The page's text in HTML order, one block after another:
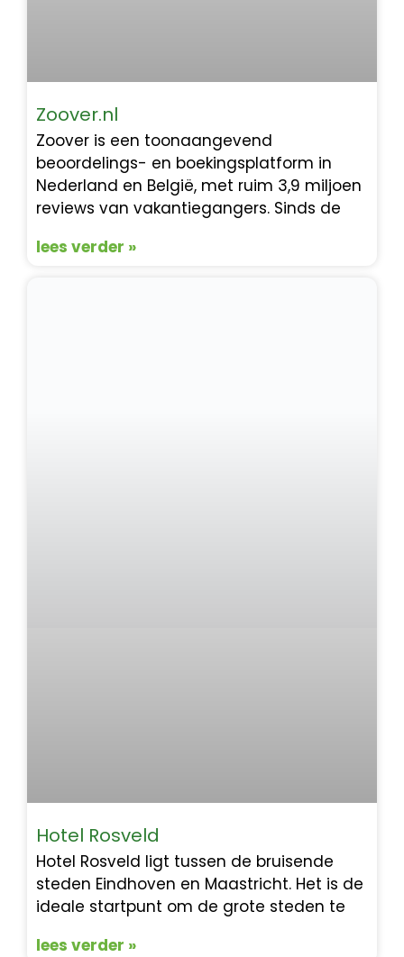
Zoover.nl
Zoover is een toonaangevend
beoordelings- en boekingsplatform in
Nederland en België, met ruim 3,9 miljoen
reviews van vakantiegangers. Sinds de
lees verder »
Hotel Rosveld
Hotel Rosveld ligt tussen de bruisende
steden Eindhoven en Maastricht. Het is de
ideale startpunt om de grote steden te
lees verder »